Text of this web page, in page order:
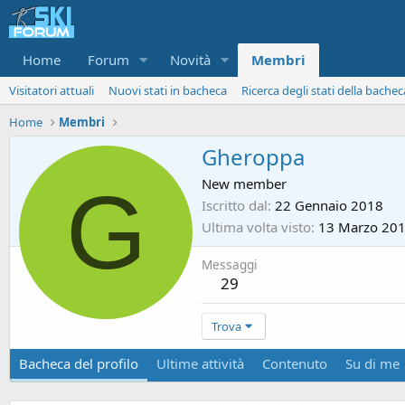
Home Forum Novità Membri
Visitatori attuali Nuovi stati in bacheca
Ricerca degli stati della
Home
Membri
G
Gheroppa
New member
Iscritto dal 22 Gennaio 2018
Ultima volta visto 13 Marzo
Messaggi
29
Trova
Bacheca del profilo Ultime attività Contenuto Su di me